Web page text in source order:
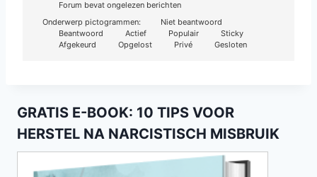
Forum bevat ongelezen berichten
Onderwerp pictogrammen:
Niet beantwoord
Beantwoord
Actief Populair
Sticky
Afgekeurd
Opgelost Privé Gesloten
GRATIS E-BOOK: 10 TIPS VOOR
HERSTEL NA NARCISTISCH MISBRUIK